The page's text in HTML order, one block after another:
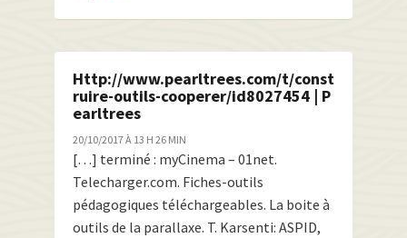
Http://www.pearltrees.com/t/const
ruire-outils-cooperer/id8027454 | P
earltrees
20/10/2017 À 13 H 26 MIN
[…] terminé : myCinema – 01net.
Telecharger.com. Fiches-outils
pédagogiques téléchargeables. La boite à
outils de la parallaxe. T. Karsenti: ASPID,